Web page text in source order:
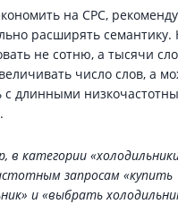
на CPC,
расширять семантику.
не сотню, а тысячи
число слов, а
с длинными
в категории
запросам «купить
и «выбрать